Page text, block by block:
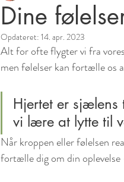
Dine
Opdateret: 14. apr. 2023
Alt for ofte flygter vi fra
men følelser kan fortælle os
Hjertet er
vi lære at lytte til
Når kroppen eller følelsen
fortælle dig om din